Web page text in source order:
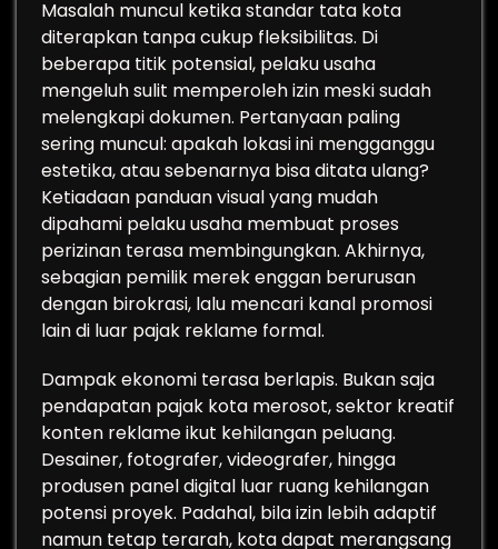
Masalah muncul ketika standar tata kota
diterapkan tanpa cukup fleksibilitas. Di
beberapa titik potensial, pelaku usaha
mengeluh sulit memperoleh izin meski sudah
melengkapi dokumen. Pertanyaan paling
sering muncul: apakah lokasi ini mengganggu
estetika, atau sebenarnya bisa ditata ulang?
Ketiadaan panduan visual yang mudah
dipahami pelaku usaha membuat proses
perizinan terasa membingungkan. Akhirnya,
sebagian pemilik merek enggan berurusan
dengan birokrasi, lalu mencari kanal promosi
lain di luar pajak reklame formal.
Dampak ekonomi terasa berlapis. Bukan saja
pendapatan pajak kota merosot, sektor kreatif
konten reklame ikut kehilangan peluang.
Desainer, fotografer, videografer, hingga
produsen panel digital luar ruang kehilangan
potensi proyek. Padahal, bila izin lebih adaptif
namun tetap terarah, kota dapat merangsang